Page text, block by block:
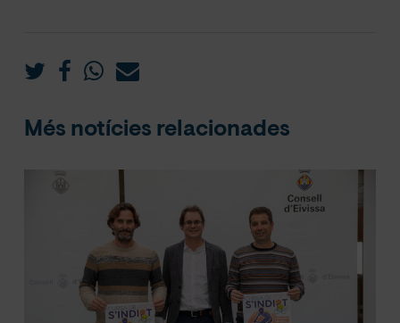
Més notícies relacionades